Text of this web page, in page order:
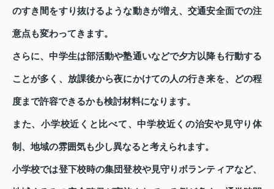
のすき間をすり抜けるような動きが増え、交通安全面での注
意点も変わってきます。
さらに、中学生は部活動や塾通いなどで夕方以降も行動する
ことが多く、放課後から夜にかけての人の行き来を、どの程
度まで許容できるかも検討材料になります。
また、小学校近くと比べて、中学校近くの治安や見守り体
制、地域の雰囲気も少し異なると考えられます。
小学校では登下校時の集団登校や見守りボランティアなど、